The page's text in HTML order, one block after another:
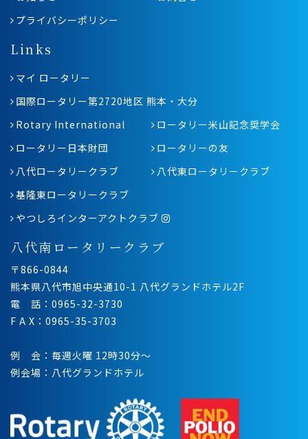
プライバシーポリシー
Links
マイ ロータリー
国際ロータリー第2720地区 熊本・大分
Rotary International
ロータリー米山記念奨学会
ロータリー日本財団
ロータリーの友
八代ロータリークラブ
八代東ロータリークラブ
基隆東ロータリークラブ
やつしろインターアクトクラブ
八代南ロータリークラブ
〒866-0844
熊本県八代市旭中央通10-1 八代グランドホテル2F
電 話：0965-32-3730
F A X：0965-35-3703
例 会：毎週火曜 12時30分〜
例会場：八代グランドホテル